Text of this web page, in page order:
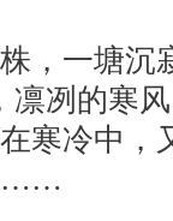
一塘沉
凛冽的寒
寒冷中，
……